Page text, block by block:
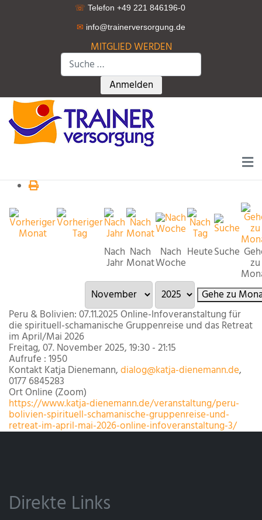
☏ Telefon +49 221 846196-0
✉ info@trainerversorgung.de
MITGLIED WERDEN
Suchen
Type 2 or more characters for
Anmelden
Nach
Jahr
Nach
Monat
Nach
Woche
HeuteSuche
zu
Gehe zu
Peru & Bolivien: 07.11.2025 Online-Infoveranstaltung für
die spirituell-schamanische Gruppenreise und das Retreat
im April/Mai 2026
Freitag, 07. November 2025, 19:30 - 21:15
Aufrufe : 1950
KontaktKatja Dienemann,dialog@katja-dienemann.de,
0177 6845283
OrtOnline (Zoom)
https://www.katja-dienemann.de/veranstaltung/peru-
bolivien-spirituell-schamanische-gruppenreise-und-
retreat-im-april-mai-2026-online-infoveranstaltung-3/
Direkte Links